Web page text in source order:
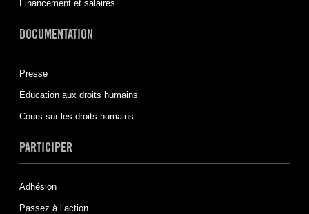
Financement et salaires
DOCUMENTATION
Presse
Éducation aux droits humains
Cours sur les droits humains
PARTICIPER
Adhésion
Passez à l’action